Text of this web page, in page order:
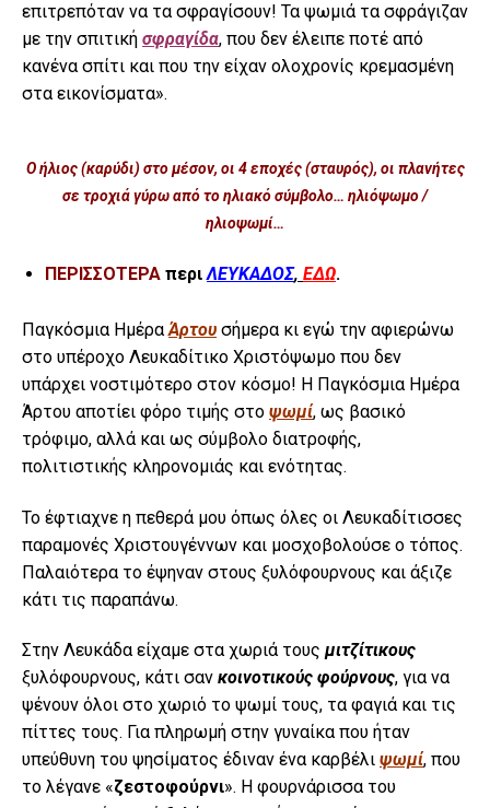
επιτρεπόταν να τα σφραγίσουν! Τα ψωμιά τα σφράγιζαν
με την σπιτική σφραγίδα, που δεν έλειπε ποτέ από
κανένα σπίτι και που την είχαν ολοχρονίς κρεμασμένη
στα εικονίσματα».
Ο ήλιος (καρύδι) στο μέσον, οι 4 εποχές (σταυρός), οι πλανήτες
σε τροχιά γύρω από το ηλιακό σύμβολο… ηλιόψωμο /
ηλιοψωμί…
ΠΕΡΙΣΣΟΤΕΡΑ περιΛΕΥΚΑΔΟΣ, ΕΔΩ.
Παγκόσμια ΗμέραΆρτου σήμερα κι εγώ την αφιερώνω
στο υπέροχο Λευκαδίτικο Χριστόψωμο που δεν
υπάρχει νοστιμότερο στον κόσμο! Η Παγκόσμια Ημέρα
Άρτου αποτίει φόρο τιμής στο ψωμί, ως βασικό
τρόφιμο, αλλά και ως σύμβολο διατροφής,
πολιτιστικής κληρονομιάς και ενότητας.
Το έφτιαχνε η πεθερά μου όπως όλες οι Λευκαδίτισσες
παραμονές Χριστουγέννων και μοσχοβολούσε ο τόπος.
Παλαιότερα το έψηναν στους ξυλόφουρνους και άξιζε
κάτι τις παραπάνω.
Στην Λευκάδα είχαμε στα χωριά τους μιτζίτικους
ξυλόφουρνους, κάτι σαν κοινοτικούς φούρνους, για να
ψένουν όλοι στο χωριό το ψωμί τους, τα φαγιά και τις
πίττες τους. Για πληρωμή στην γυναίκα που ήταν
υπεύθυνη του ψησίματος έδιναν ένα καρβέλι ψωμί, που
το λέγανε «ζεστοφούρνι». Η φουρνάρισσα του